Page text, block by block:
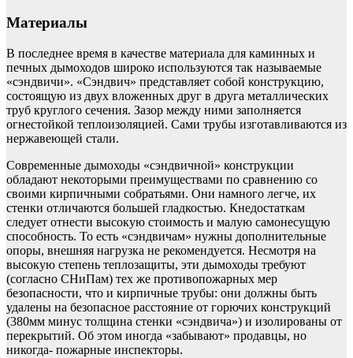
Материалы
В последнее время в качестве материала для каминных и
печных дымоходов широко используются так называемые
«сэндвичи». «Сэндвич» представляет собой конструкцию,
состоящую из двух вложенных друг в друга металлических
труб круглого сечения. Зазор между ними заполняется
огнестойкой теплоизоляцией. Сами трубы изготавливаются из
нержавеющей стали.
Современные дымоходы «сэндвичной» конструкции
обладают некоторыми преимуществами по сравнению со
своими кирпичными собратьями. Они намного легче, их
стенки отличаются большей гладкостью. Кнедостаткам
следует отнести высокую стоимость и малую самонесущую
способность. То есть «сэндвичам» нужны дополнительные
опоры, внешняя нагрузка не рекомендуется. Несмотря на
высокую степень теплозащиты, эти дымоходы требуют
(согласно СНиПам) тех же противопожарных мер
безопасности, что и кирпичные трубы: они должны быть
удалены на безопасное расстояние от горючих конструкций
(380мм минус толщина стенки «сэндвича») и изолированы от
перекрытий. Об этом иногда «забывают» продавцы, но
никогда- пожарные инспекторы.